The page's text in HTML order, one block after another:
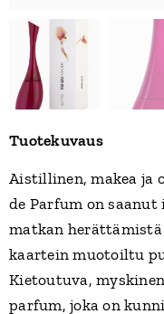
Tuotekuvaus
Aistillinen, makea ja
de Parfum on
matkan
kaartein muotoiltu
Kietoutuva,
parfum, joka on